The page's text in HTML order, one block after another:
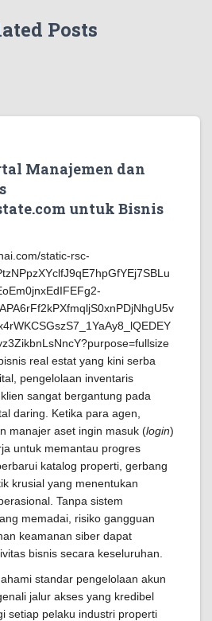
Posts
Manajemen dan
untuk Bisnis
real estat yang kini serba
pengelolaan inventaris
sangat bergantung pada
daring. Ketika para agen,
manajer aset ingin masuk (login)
untuk memantau progres
katalog properti, gerbang
krusial yang menentukan
Tanpa sistem
memadai, risiko gangguan
keamanan siber dapat
bisnis secara keseluruhan.
standar pengelolaan akun
jalur akses yang kredibel
setiap pelaku industri properti